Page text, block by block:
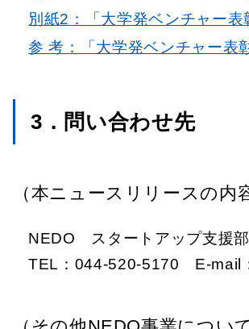
別紙2：「大学発ベンチャー
参 考：「大学発ベンチャー表
3．問い合わせ先
（本ニュースリリースの内
NEDO スタートアップ支援
TEL：044-520-5170 E-mail